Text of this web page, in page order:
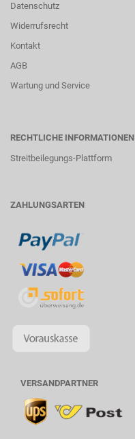
Datenschutz
Widerrufsrecht
Kontakt
AGB
Wartung und Service
RECHTLICHE INFORMATIONEN
Streitbeilegungs-Plattform
ZAHLUNGSARTEN
VERSANDPARTNER